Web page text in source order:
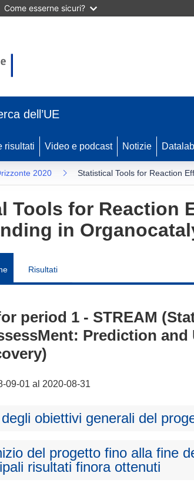
Come esserne sicuri?
dell’UE
risultati Video e podcast Notizie Datalab
2020 Statistical Tools for Reaction
Tools for Reaction
in
Risultati
period 1 - STREAM
Prediction
09-01 al 2020-08-31
obiettivi generali del
del progetto fino alla fine
risultati finora ottenuti